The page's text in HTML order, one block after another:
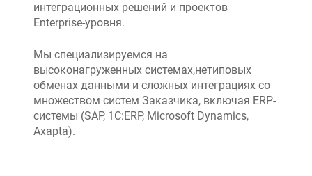
интеграционных решений и проектов
Enterprise-уровня.
Мы специализируемся на
высоконагруженных системах,нетиповых
обменах данными и сложных интеграциях со
множеством систем Заказчика, включая ERP-
системы (SAP, 1C:ERP, Microsoft Dynamics,
Axapta).